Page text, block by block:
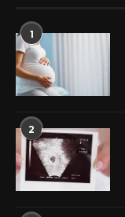
1
2